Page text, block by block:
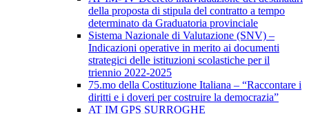
della proposta di stipula del contratto a tempo
determinato da Graduatoria provinciale
Sistema Nazionale di Valutazione (SNV) –
Indicazioni operative in merito ai documenti
strategici delle istituzioni scolastiche per il
triennio 2022-2025
75.mo della Costituzione Italiana – “Raccontare i
diritti e i doveri per costruire la democrazia”
AT IM GPS SURROGHE